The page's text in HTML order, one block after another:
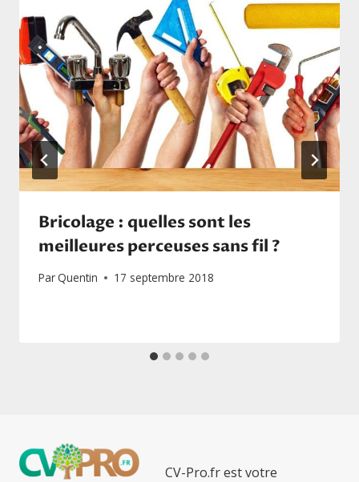
Bricolage : quelles sont les
meilleures perceuses sans fil ?
ParQuentin 17 septembre 2018
CV-Pro.fr est votre